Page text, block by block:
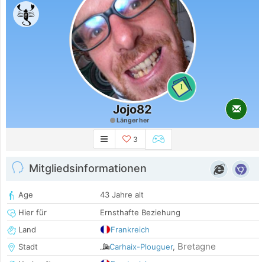
1
Jojo82
Länger her
3
Mitgliedsinformationen
Age
43 Jahre alt
Hier für
Ernsthafte Beziehung
Land
Frankreich
Stadt
Carhaix-Plouguer, Bretagne